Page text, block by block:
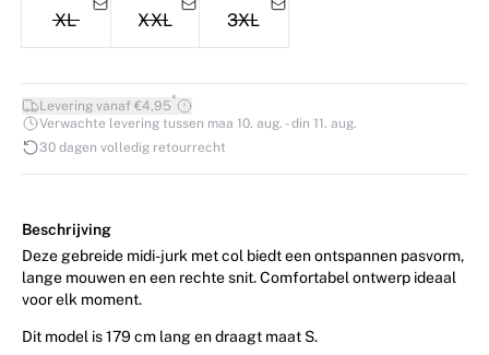
XL XXL 3XL
Levering vanaf €4,95*
Verwachte levering tussen maa 10. aug. - din 11. aug.
30 dagen volledig retourrecht
Beschrijving
Deze gebreide midi-jurk met col biedt een ontspannen pasvorm,
lange mouwen en een rechte snit. Comfortabel ontwerp ideaal
voor elk moment.
Dit model is 179 cm lang en draagt maat S.